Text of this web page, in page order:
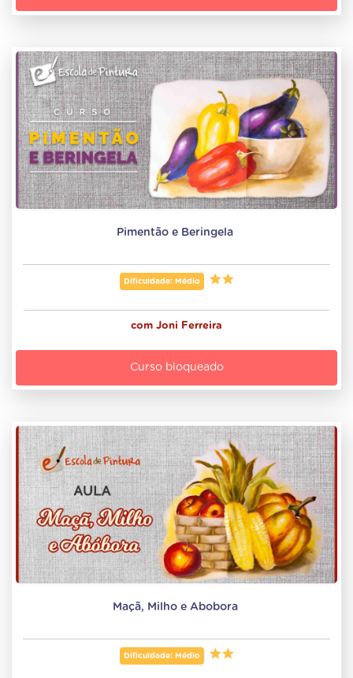
Pimentão e Beringela
Dificuldade: Médio
com Joni Ferreira
Curso bloqueado
Maçã, Milho e Abobora
Dificuldade: Médio